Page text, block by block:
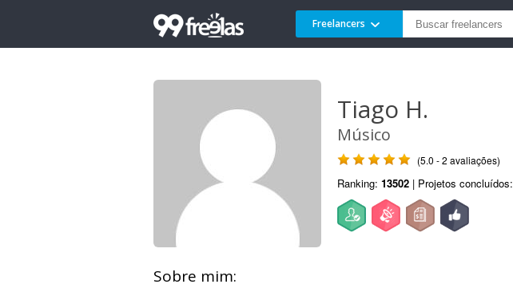
Freelancers
Tiago H.
Músico
(5.0 - 2 avaliações)
Ranking: 13502 | Projetos concluídos:
Sobre mim: